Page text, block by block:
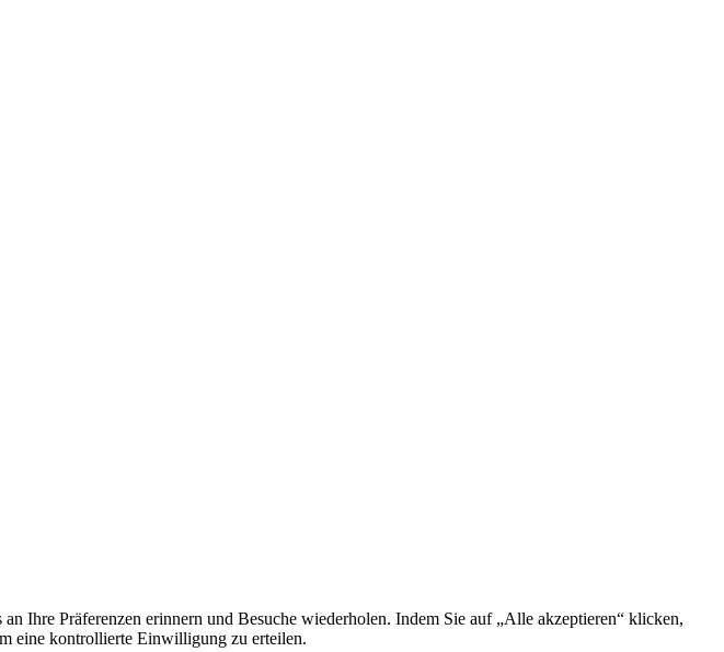
Ihre Präferenzen erinnern und Besuche wiederholen. Indem Sie auf „Alle akzeptieren“ klicken,
eine kontrollierte Einwilligung zu erteilen.